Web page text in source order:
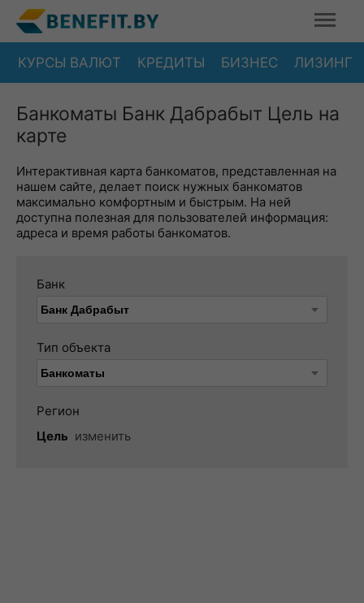
КУРСЫ ВАЛЮТ КРЕДИТЫ БИЗНЕС ЛИЗИНГ
Банкоматы Банк Дабрабыт Цель на
карте
Интерактивная карта банкоматов, представленная на
нашем сайте, делает поиск нужных банкоматов
максимально комфортным и быстрым. На ней
доступна полезная для пользователей информация:
адреса и время работы банкоматов.
Банк
Тип объекта
Регион
Цель изменить